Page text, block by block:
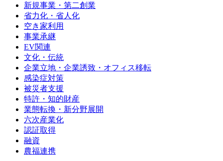
新規事業・第二創業
省力化・省人化
空き家利用
事業承継
EV関連
文化・伝統
企業立地・企業誘致・オフィス移転
感染症対策
被災者支援
特許・知的財産
業態転換・新分野展開
六次産業化
認証取得
融資
農福連携